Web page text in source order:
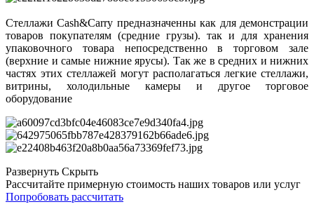
Стеллажи Cash&Carry предназначенны как для демонстрации
товаров покупателям (средние грузы). так и для хранения
упаковочного товара непосредственно в торговом зале
(верхние и самые нижние ярусы). Так же в средних и нижних
частях этих стеллажей могут располагаться легкие стеллажи,
витрины, холодильные камеры и другое торговое
оборудование
Развернуть Скрыть
Рассчитайте примерную стоимость наших товаров или услуг
Попробовать рассчитать